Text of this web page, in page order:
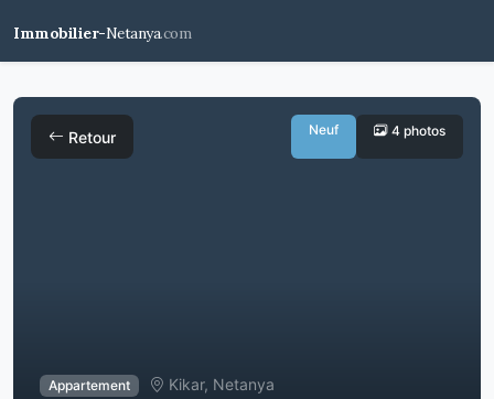
Immobilier-Netanya.com
Retour Neuf 4 photos
Appartement Kikar, Netanya